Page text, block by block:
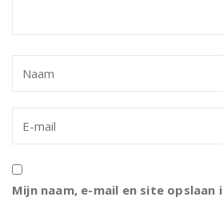
Mijn naam, e-mail en site opslaan